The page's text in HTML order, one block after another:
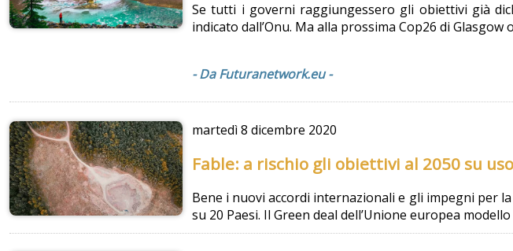
Se tutti i governi raggiungessero gli obiettivi già
indicato dall’Onu. Ma alla prossima Cop26 di
- Da Futuranetwork.eu -
martedì8 dicembre 2020
Fable: a rischio gli obiettivi al 2050 su
Bene i nuovi accordi internazionali e gli impegni per
su 20 Paesi. Il Green deal dell’Unione europea